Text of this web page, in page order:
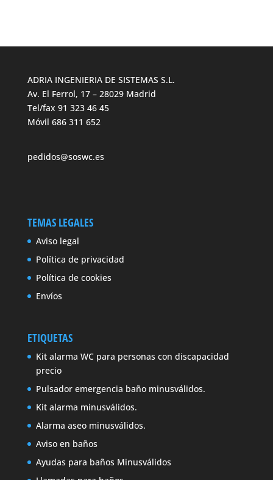
ADRIA INGENIERIA DE SISTEMAS S.L.
Av. El Ferrol, 17 – 28029 Madrid
Tel/fax 91 323 46 45
Móvil 686 311 652
pedidos@soswc.es
TEMAS LEGALES
Aviso legal
Política de privacidad
Política de cookies
Envíos
ETIQUETAS
Kit alarma WC para personas con discapacidad
precio
Pulsador emergencia baño minusválidos.
Kit alarma minusválidos.
Alarma aseo minusválidos.
Aviso en baños
Ayudas para baños Minusválidos